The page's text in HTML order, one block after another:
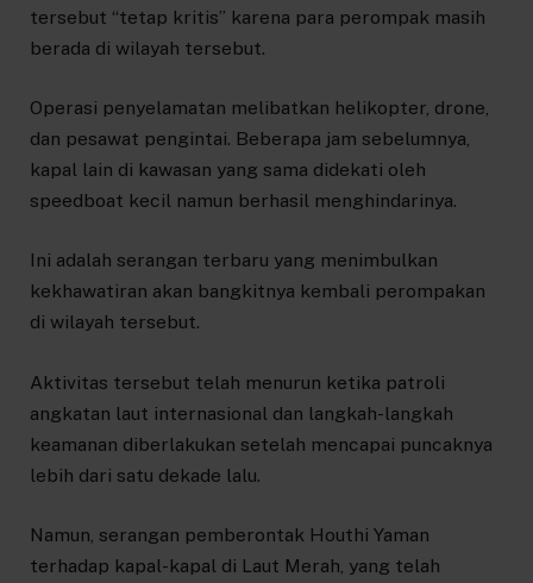
tersebut “tetap kritis” karena para perompak masih
berada di wilayah tersebut.
Operasi penyelamatan melibatkan helikopter, drone,
dan pesawat pengintai. Beberapa jam sebelumnya,
kapal lain di kawasan yang sama didekati oleh
speedboat kecil namun berhasil menghindarinya.
Ini adalah serangan terbaru yang menimbulkan
kekhawatiran akan bangkitnya kembali perompakan
di wilayah tersebut.
Aktivitas tersebut telah menurun ketika patroli
angkatan laut internasional dan langkah-langkah
keamanan diberlakukan setelah mencapai puncaknya
lebih dari satu dekade lalu.
Namun, serangan pemberontak Houthi Yaman
terhadap kapal-kapal di Laut Merah, yang telah